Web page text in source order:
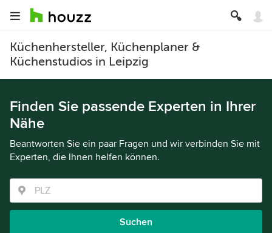
Küchenhersteller, Küchenplaner &
Küchenstudios in Leipzig
Finden Sie passende Experten in Ihrer
Nähe
Beantworten Sie ein paar Fragen und wir verbinden Sie mit
Experten, die Ihnen helfen können.
Suchen